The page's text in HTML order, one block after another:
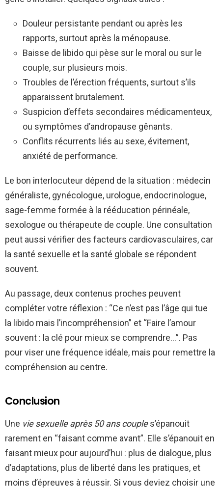
Douleur persistante pendant ou après les
rapports, surtout après la ménopause.
Baisse de libido qui pèse sur le moral ou sur le
couple, sur plusieurs mois.
Troubles de l’érection fréquents, surtout s’ils
apparaissent brutalement.
Suspicion d’effets secondaires médicamenteux,
ou symptômes d’andropause gênants.
Conflits récurrents liés au sexe, évitement,
anxiété de performance.
Le bon interlocuteur dépend de la situation : médecin
généraliste, gynécologue, urologue, endocrinologue,
sage-femme formée à la rééducation périnéale,
sexologue ou thérapeute de couple. Une consultation
peut aussi vérifier des facteurs cardiovasculaires, car
la santé sexuelle et la santé globale se répondent
souvent.
Au passage, deux contenus proches peuvent
compléter votre réflexion : “Ce n’est pas l’âge qui tue
la libido mais l’incompréhension” et “Faire l’amour
souvent : la clé pour mieux se comprendre…”. Pas
pour viser une fréquence idéale, mais pour remettre la
compréhension au centre.
Conclusion
Une vie sexuelle après 50 ans couples’épanouit
rarement en “faisant comme avant”. Elle s’épanouit en
faisant mieux pour aujourd’hui : plus de dialogue, plus
d’adaptations, plus de liberté dans les pratiques, et
moins d’épreuves à réussir. Si vous deviez choisir une